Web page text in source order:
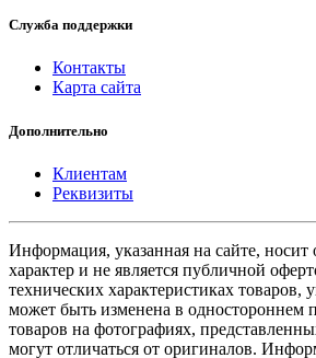
Служба поддержки
Контакты
Карта сайта
Дополнительно
Клиентам
Реквизиты
Информация, указанная на сайте, носит
характер и не является публичной
технических характеристиках товаров,
может быть изменена в одностороннем
товаров на фотографиях,
могут отличаться от оригиналов.